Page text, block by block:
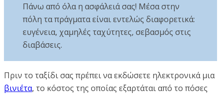
Πάνω από όλα η ασφάλειά σας! Μέσα στην
πόλη τα πράγματα είναι εντελώς διαφορετικά:
ευγένεια, χαμηλές ταχύτητες, σεβασμός στις
διαβάσεις.
Πριν το ταξίδι σας πρέπει να εκδώσετε ηλεκτρονικά μια
βινιέτα, το κόστος της οποίας εξαρτάται από το πόσες